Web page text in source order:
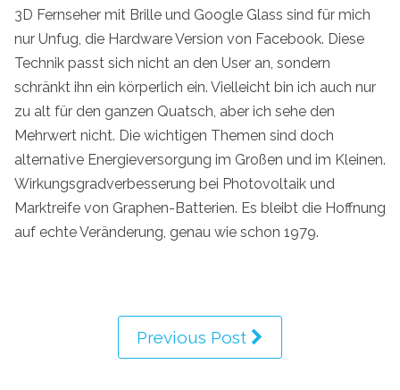
3D Fernseher mit Brille und Google Glass sind für mich
nur Unfug, die Hardware Version von Facebook. Diese
Technik passt sich nicht an den User an, sondern
schränkt ihn ein körperlich ein. Vielleicht bin ich auch nur
zu alt für den ganzen Quatsch, aber ich sehe den
Mehrwert nicht. Die wichtigen Themen sind doch
alternative Energieversorgung im Großen und im Kleinen.
Wirkungsgradverbesserung bei Photovoltaik und
Marktreife von Graphen-Batterien. Es bleibt die Hoffnung
auf echte Veränderung, genau wie schon 1979.
Previous Post